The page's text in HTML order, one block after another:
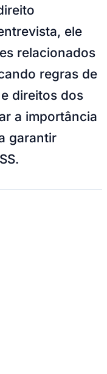
ele
relacionados
regras de
direitos dos
a importância
garantir